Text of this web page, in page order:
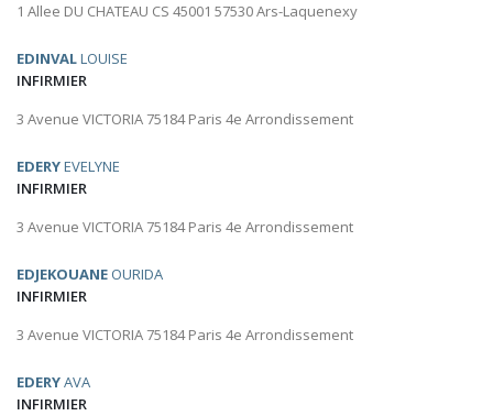
1 Allee DU CHATEAU CS 45001 57530 Ars-Laquenexy
EDINVALLOUISE
INFIRMIER
3 Avenue VICTORIA 75184 Paris 4e Arrondissement
EDERYEVELYNE
INFIRMIER
3 Avenue VICTORIA 75184 Paris 4e Arrondissement
EDJEKOUANE OURIDA
INFIRMIER
3 Avenue VICTORIA 75184 Paris 4e Arrondissement
EDERYAVA
INFIRMIER